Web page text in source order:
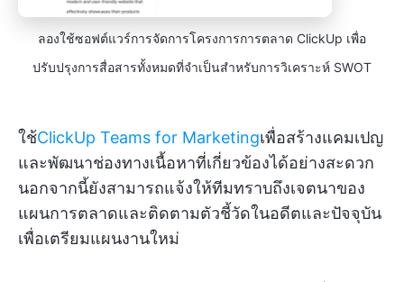
ลองใช้ซอฟต์แวร์การจัดการโครงการการตลาด ClickUp เพื่อ
ปรับปรุงการสื่อสารทั้งหมดที่จำเป็นสำหรับการวิเคราะห์ SWOT
ใช้ClickUp Teams for Marketingเพื่อสร้างแคมเปญ
และพัฒนาช่องทางเนื้อหาที่เกี่ยวข้องได้อย่างสะดวก
นอกจากนี้ยังสามารถแจ้งให้ทีมทราบถึงเจตนาของ
แผนการตลาดและติดตามตัวชี้วัดในอดีตและปัจจุบัน
เพื่อเตรียมแผนงานใหม่